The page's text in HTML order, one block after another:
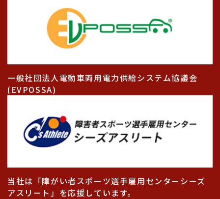
一般社団法人電動車両用電力供給システム協議会
(EVPOSSA)
当社は「障がい者スポーツ選手雇用センターシーズ
アスリート」を応援しています。